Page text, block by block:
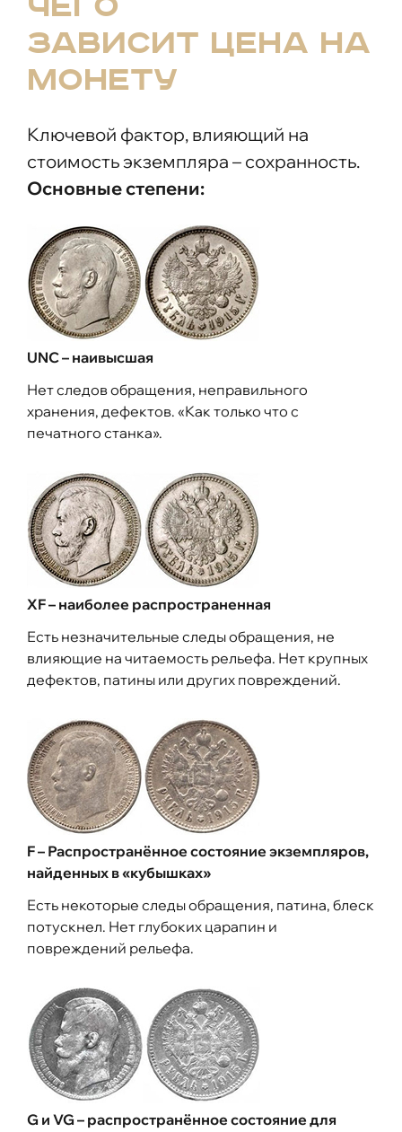
зависит цена на
монету
Ключевой фактор, влияющий на
стоимость экземпляра – сохранность.
Основные степени:
UNC – наивысшая
Нет следов обращения, неправильного
хранения, дефектов. «Как только что с
печатного станка».
XF – наиболее распространенная
Есть незначительные следы обращения, не
влияющие на читаемость рельефа. Нет крупных
дефектов, патины или других повреждений.
F – Распространённое состояние экземпляров,
найденных в «кубышках»
Есть некоторые следы обращения, патина, блеск
потускнел. Нет глубоких царапин и
повреждений рельефа.
G и VG – распространённое состояние для